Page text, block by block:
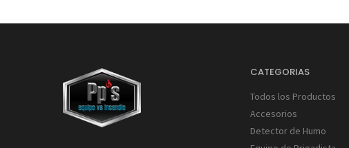
CATEGORIAS
Todos los Productos
Accesorios
Detector de Humo